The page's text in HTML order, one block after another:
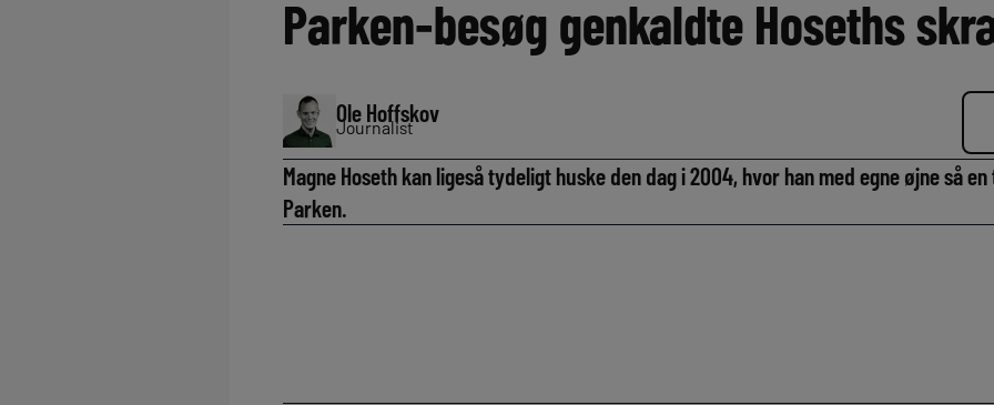
Parken-besøg genkaldte Hoseths
Ole Hoffskov
Journalist
Magne Hoseth kan ligeså tydeligt huske den dag i 2004, hvor han med egne øjne så
Parken.